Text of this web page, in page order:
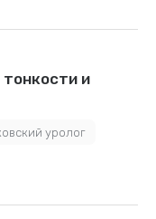
и
уролог